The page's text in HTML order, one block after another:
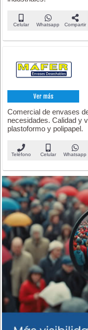
Celular Whatsapp Compartir
Ver más
Comercial de envases
necesidades. Calidad y
plastoformo y polipapel.
Teléfono Celular Whatsapp